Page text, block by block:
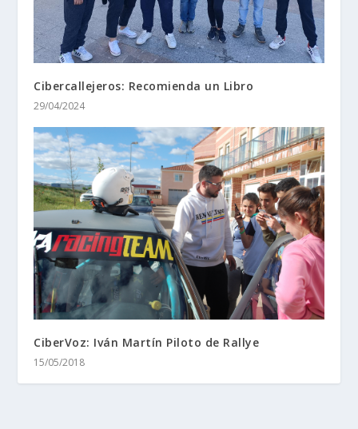
Cibercallejeros: Recomienda un Libro
29/04/2024
CiberVoz: Iván Martín Piloto de Rallye
15/05/2018